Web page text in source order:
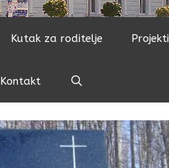
Kutak za roditelje Projekti
Kontakt